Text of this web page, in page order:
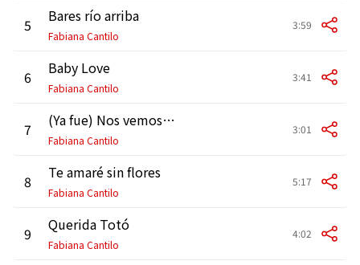
5 Bares río arriba
Fabiana Cantilo
3:59
6 Baby Love
Fabiana Cantilo
3:41
7 (Ya fue) Nos vemos luego
Fabiana Cantilo
3:01
8 Te amaré sin flores
Fabiana Cantilo
5:17
9 Querida Totó
Fabiana Cantilo
4:02